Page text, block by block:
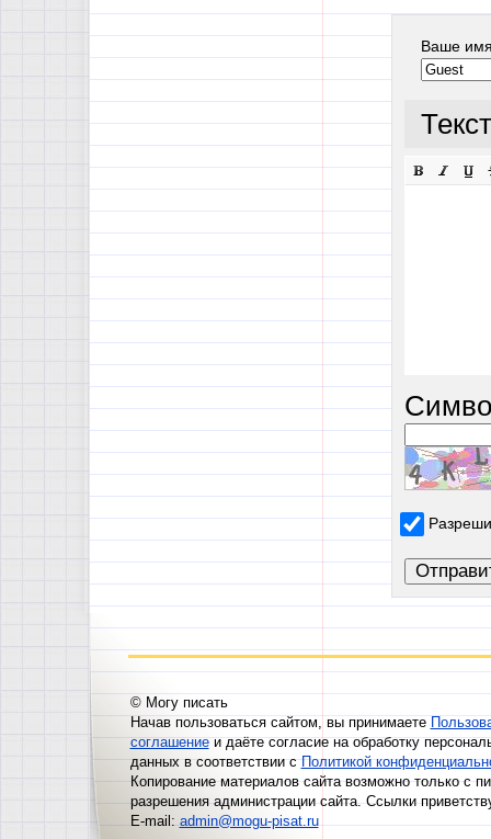
Ваше
© Могу писать
Начав пользоваться сайтом, вы принимаете
соглашениеи даёте согласие на обработку
данных в соответствии сПолитикой
Копирование материалов сайта возможно только с
разрешения администрации сайта. Ссылки
E-mail:admin@mogu-pisat.ru